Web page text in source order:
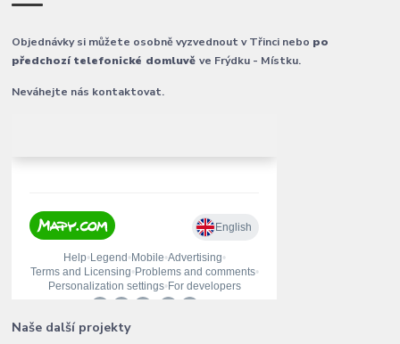
Objednávky si můžete osobně vyzvednout v Třinci nebo po
předchozí telefonické domluvěve Frýdku - Místku.
Neváhejte nás kontaktovat.
Naše další projekty